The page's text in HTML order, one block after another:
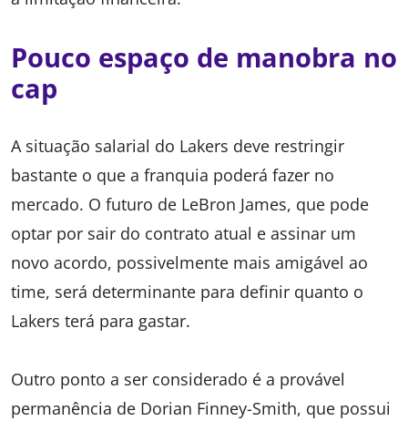
Pouco espaço de manobra no
cap
A situação salarial do Lakers deve restringir
bastante o que a franquia poderá fazer no
mercado. O futuro de LeBron James, que pode
optar por sair do contrato atual e assinar um
novo acordo, possivelmente mais amigável ao
time, será determinante para definir quanto o
Lakers terá para gastar.
Outro ponto a ser considerado é a provável
permanência de Dorian Finney-Smith, que possui